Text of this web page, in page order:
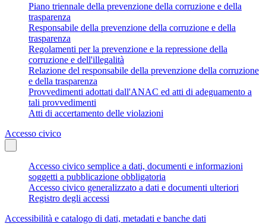
Piano triennale della prevenzione della corruzione e della
trasparenza
Responsabile della prevenzione della corruzione e della
trasparenza
Regolamenti per la prevenzione e la repressione della
corruzione e dell'illegalità
Relazione del responsabile della prevenzione della corruzione
e della trasparenza
Provvedimenti adottati dall'ANAC ed atti di adeguamento a
tali provvedimenti
Atti di accertamento delle violazioni
Accesso civico
Accesso civico semplice a dati, documenti e informazioni
soggetti a pubblicazione obbligatoria
Accesso civico generalizzato a dati e documenti ulteriori
Registro degli accessi
Accessibilità e catalogo di dati, metadati e banche dati